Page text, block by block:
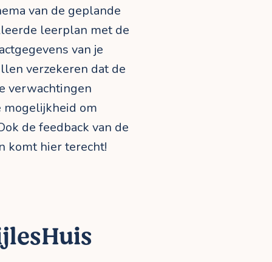
van de geplande
leerplan met de
van je
verzekeren dat de
verwachtingen
mogelijkheid om
de feedback van de
komt hier terecht!